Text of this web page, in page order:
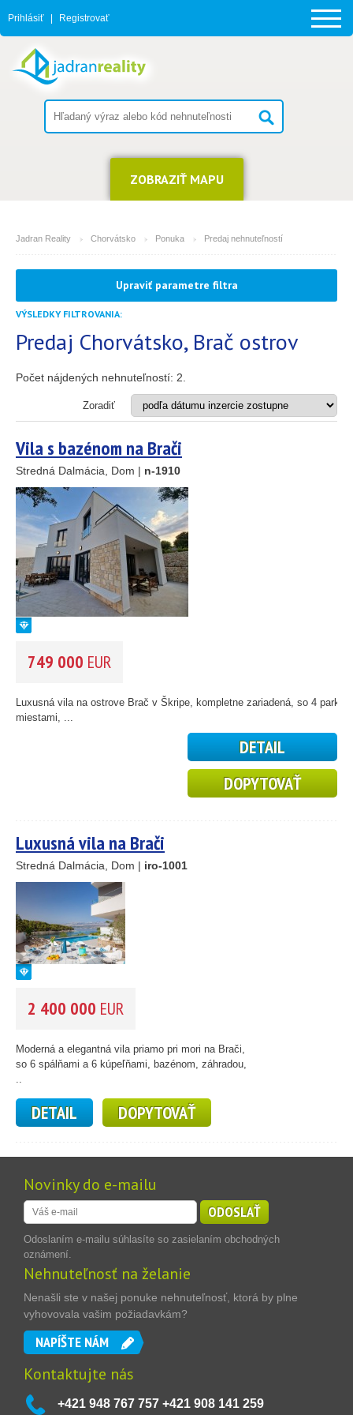
1
26
59
14
25
2
Prihlásiť Registrovať
ZOBRAZIŤ MAPU
Jadran Reality Chorvátsko Ponuka Predaj nehnuteľností
MESTO
(môžete vybrať viacej položiek)
Apartmán
Dom
Dom s apartmánmi
Investičný projekt
Stavebný pozemok
OD MORA DO(m)
OBLASŤ (môžete vybrať viacej položiek)
Kvarner
Južná Dalmácia
CENA(vyberte rozsah)
Upraviť parametre filtra
VÝSLEDKY FILTROVANIA:
Predaj Chorvátsko, Brač ostrov
Počet nájdených nehnuteľností: 2
Zoradiť
Vila s bazénom na Brači
Stredná Dalmácia, Dom | n-1910
749 000 EUR
Luxusná vila na ostrove Brač v Škripe, kompletne zariadená, so 4
miestami, ...
DETAIL
DOPYTOVAŤ
Luxusná vila na Brači
Stredná Dalmácia, Dom | iro-1001
2 400 000 EUR
Moderná a elegantná vila priamo pri mori na Brači,
so 6 spálňami a 6 kúpeľňami, bazénom, záhradou,
..
DETAIL DOPYTOVAŤ
Novinky do e-mailu
ODOSLAŤ
Odoslaním e-mailu súhlasíte so zasielaním obchodných
oznámení.
Nehnuteľnosť na želanie
Nenašli ste v našej ponuke nehnuteľnosť, ktorá by plne
vyhovovala vašim požiadavkám?
NAPÍŠTE NÁM
Kontaktujte nás
+421 948 767 757 +421 908 141 259